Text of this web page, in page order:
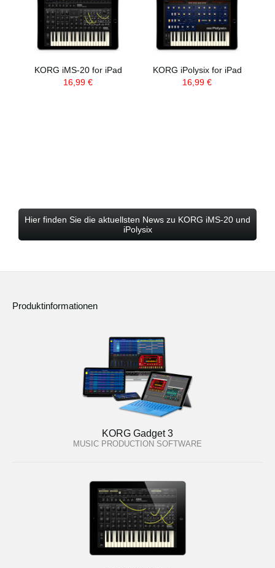
KORG iMS-20 for iPad
16,99 €
KORG iPolysix for iPad
16,99 €
Hier finden Sie die aktuellsten News zu KORG iMS-20 und
iPolysix
Produktinformationen
KORG Gadget 3
MUSIC PRODUCTION SOFTWARE